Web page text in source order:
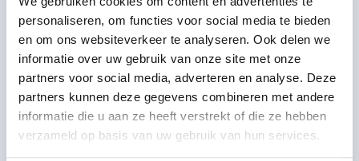
personaliseren, om functies voor social media te bieden
en om ons websiteverkeer te analyseren. Ook delen we
informatie over uw gebruik van onze site met onze
partners voor social media, adverteren en analyse. Deze
partners kunnen deze gegevens combineren met andere
informatie die u aan ze heeft verstrekt of die ze hebben
verzameld op basis van uw gebruik van hun services.
Mijn eerste joint? Toen was ik een
jaar of vijftien
Björn, 20 jaar
Lees het verhaal